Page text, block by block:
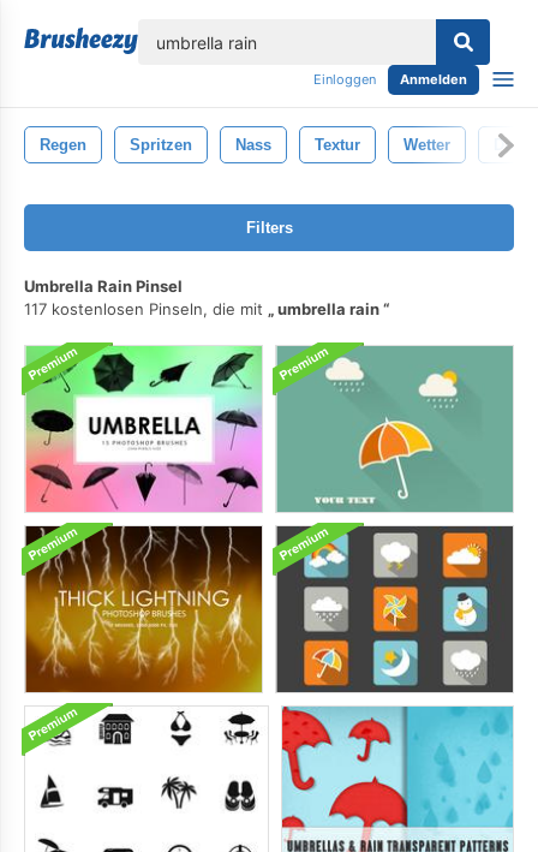
Einloggen Anmelden
Regen Spritzen Nass Textur Wetter
Filters
Umbrella Rain Pinsel
117 kostenlosen Pinseln, die mit
umbrella rain